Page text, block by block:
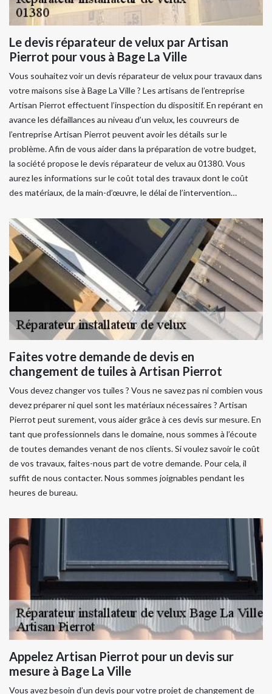
Le devis réparateur de velux par Artisan
Pierrot pour vous à Bage La Ville
Vous souhaitez voir un devis réparateur de velux pour travaux dans
votre maisons sise à Bage La Ville ? Les artisans de l’entreprise
Artisan Pierrot effectuent l’inspection du dispositif. En repérant en
avance les défaillances au niveau d’un velux, les couvreurs de
l’entreprise Artisan Pierrot peuvent avoir les détails sur le
problème. Afin de vous aider dans la préparation de votre budget,
la société propose le devis réparateur de velux au 01380. Vous
aurez les informations sur le coût total des travaux dont le coût
des matériaux, de la main-d’œuvre, le délai de l’intervention…
Faites votre demande de devis en
changement de tuiles à Artisan Pierrot
Vous devez changer vos tuiles ? Vous ne savez pas ni combien vous
devez préparer ni quel sont les matériaux nécessaires ? Artisan
Pierrot peut surement, vous aider grâce à ces devis sur mesure. En
tant que professionnels dans le domaine, nous sommes à l’écoute
de toutes demandes venant de nos clients. Si voulez savoir le coût
de vos travaux, faites-nous part de votre demande. Pour cela, il
suffit de nous contacter. Nous sommes joignables pendant les
heures de bureau.
Appelez Artisan Pierrot pour un devis sur
mesure à Bage La Ville
Vous avez besoin d’un devis pour votre projet de changement de